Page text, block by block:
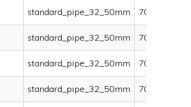
standard_pipe_32_50mm 70000
standard_pipe_32_50mm 70000
standard_pipe_32_50mm 70000
standard_pipe_32_50mm 70000